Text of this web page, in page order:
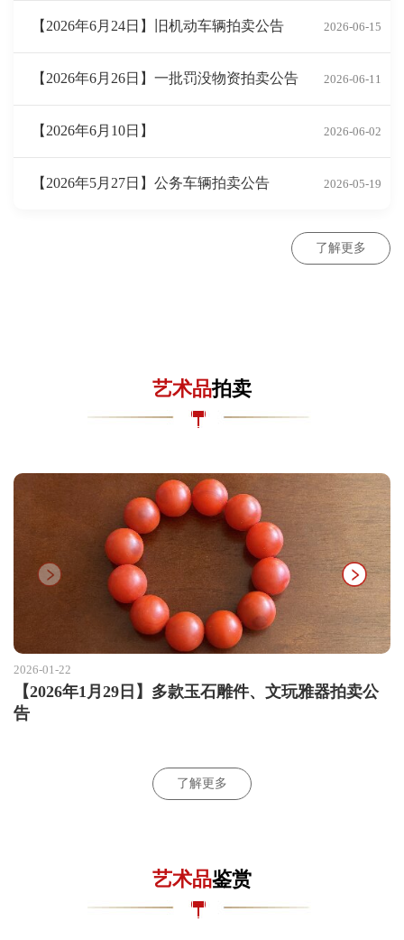
【2026年6月24日】旧机动车辆拍卖公告 2026-06-15
【2026年6月26日】一批罚没物资拍卖公告 2026-06-11
【2026年6月10日】 2026-06-02
【2026年5月27日】公务车辆拍卖公告 2026-05-19
了解更多
艺术品拍卖
2026-01-22
【2026年1月29日】多款玉石雕件、文玩雅器拍卖公
告
了解更多
艺术品鉴赏